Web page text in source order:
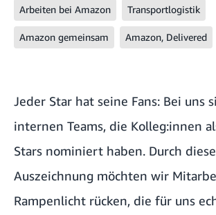
Arbeiten bei Amazon Transportlogistik
Amazon gemeinsam Amazon, Delivered
Jeder Star hat seine Fans: Bei uns
internen Teams, die Kolleg:innen
Stars nominiert haben. Durch diese
Auszeichnung möchten wir
Rampenlicht rücken, die für uns